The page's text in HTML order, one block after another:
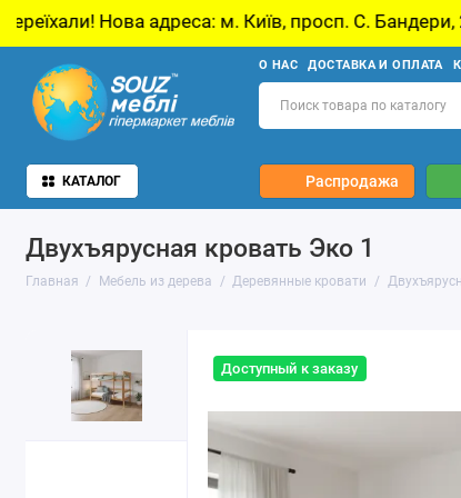
м. Київ, просп. С. Бандери, 21, Київ
О НАС ДОСТАВКА И ОПЛАТА
КАТАЛОГ Распродажа
Двухъярусная кровать Эко 1
Главная Мебель из дерева Деревянные кровати
Доступный к заказу